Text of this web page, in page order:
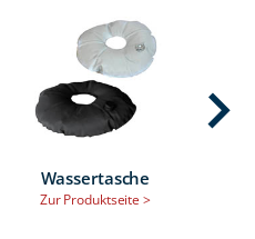
Wassertasche
Zur Produktseite >